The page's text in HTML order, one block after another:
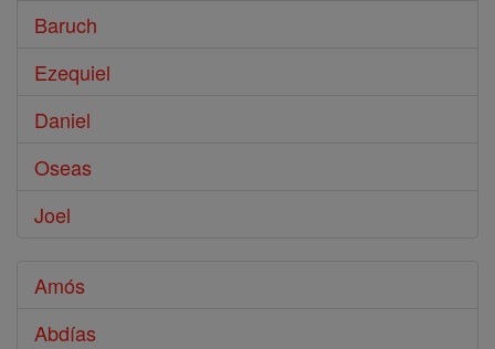
Baruch
Ezequiel
Daniel
Oseas
Joel
Amós
Abdías